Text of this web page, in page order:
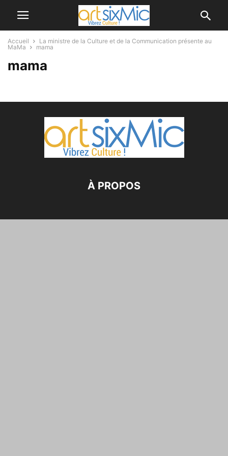
Accueil
La ministre de la Culture et de la Communication présente au
MaMa
mama
mama
À PROPOS